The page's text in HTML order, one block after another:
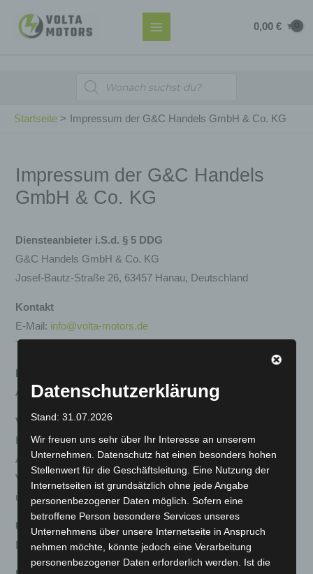
Inhalt
MAIN
MENU
0,00€
search
Startseite Impressum der G&C Handels GmbH & Co. KG
Impressum der G&C Handels
GmbH & Co. KG
Diensteanbieter i.S.d. § 5 DDG
G&C Handels GmbH & Co. KG
Josef-Bautz-Straße 26, 63457 Hanau, Deutschland
Kontakt
E-Mail: info@volta-motors.de
Telefon: +49 6181 3698350
Amtsgericht Hanau, HRA 94318
Vertretungsberechtigte
Persönlich haftende Gesellschafterin: G&C Vertriebs GmbH,
Amtsgericht Hanau, HRB 100162
Vertreten durch die Geschäftsführer:Sascha Oliver Günther
undMuhammet Oguen Calik
Umsatzsteuer-Identifikationsnummer
DE368790209
Datenschutzerklärung
Stand: 31.07.2026
Wir freuen uns sehr über Ihr Interesse an unserem
Unternehmen. Datenschutz hat einen besonders hohen
Stellenwert für die Geschäftsleitung. Eine Nutzung der
Internetseiten ist grundsätzlich ohne jede Angabe
personenbezogener Daten möglich. Sofern eine
betroffene Person besondere Services unseres
Unternehmens über unsere Internetseite in Anspruch
nehmen möchte, könnte jedoch eine Verarbeitung
personenbezogener Daten erforderlich werden. Ist die